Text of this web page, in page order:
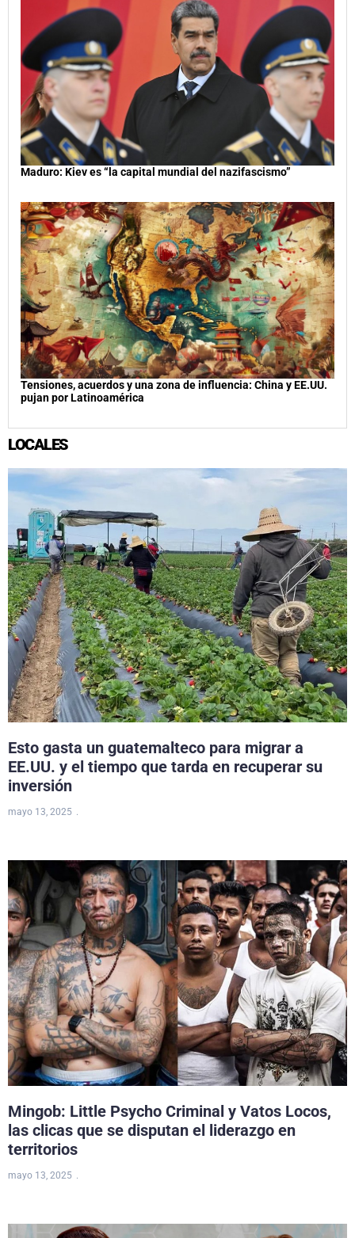
Maduro: Kiev es “la capital mundial del nazifascismo”
Tensiones, acuerdos y una zona de influencia: China y EE.UU.
pujan por Latinoamérica
LOCALES
Esto gasta un guatemalteco para migrar a
EE.UU. y el tiempo que tarda en recuperar su
inversión
mayo 13, 2025
Mingob: Little Psycho Criminal y Vatos Locos,
las clicas que se disputan el liderazgo en
territorios
mayo 13, 2025